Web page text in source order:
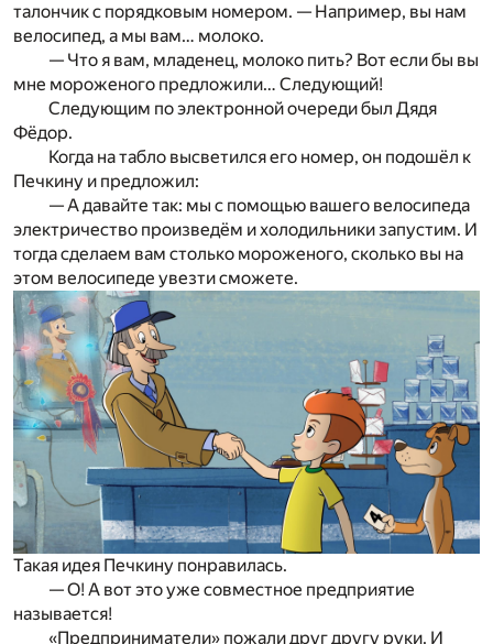
талончик с порядковым номером. — Например, вы нам
велосипед, а мы вам… молоко.
— Что я вам, младенец, молоко пить? Вот если бы вы
мне мороженого предложили… Следующий!
Следующим по электронной очереди был Дядя
Фёдор.
Когда на табло высветился его номер, он подошёл к
Печкину и предложил:
— А давайте так: мы с помощью вашего велосипеда
электричество произведём и холодильники запустим. И
тогда сделаем вам столько мороженого, сколько вы на
этом велосипеде увезти сможете.
Такая идея Печкину понравилась.
— О! А вот это уже совместное предприятие
называется!
«Предприниматели» пожали друг другу руки. И